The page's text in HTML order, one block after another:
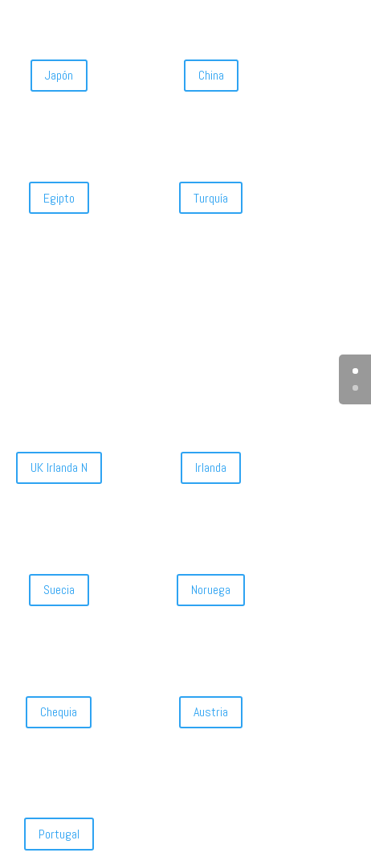
Japón China
Egipto Turquía
UK Irlanda N Irlanda
Suecia Noruega
Chequia Austria
Portugal